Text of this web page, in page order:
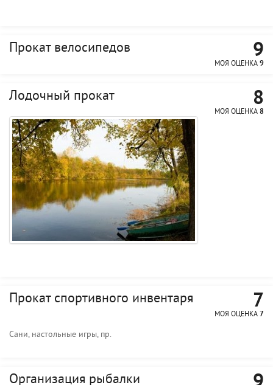
Прокат велосипедов 9
МОЯ ОЦЕНКА 9
Лодочный прокат 8
МОЯ ОЦЕНКА 8
Прокат спортивного инвентаря 7
МОЯ ОЦЕНКА 7
Сани, настольные игры, пр.
Организация рыбалки